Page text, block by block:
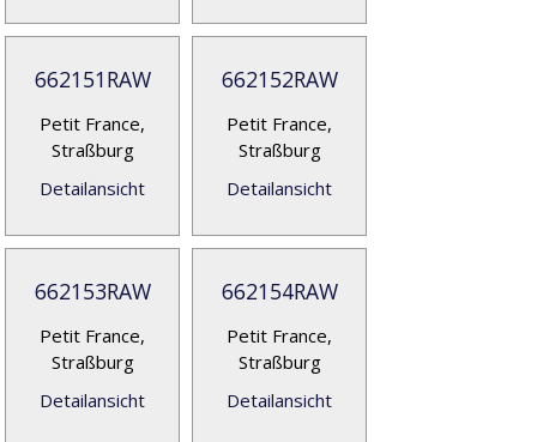
662151RAW
Petit France,
Straßburg
Detailansicht
662152RAW
Petit France,
Straßburg
Detailansicht
662153RAW
Petit France,
Straßburg
Detailansicht
662154RAW
Petit France,
Straßburg
Detailansicht